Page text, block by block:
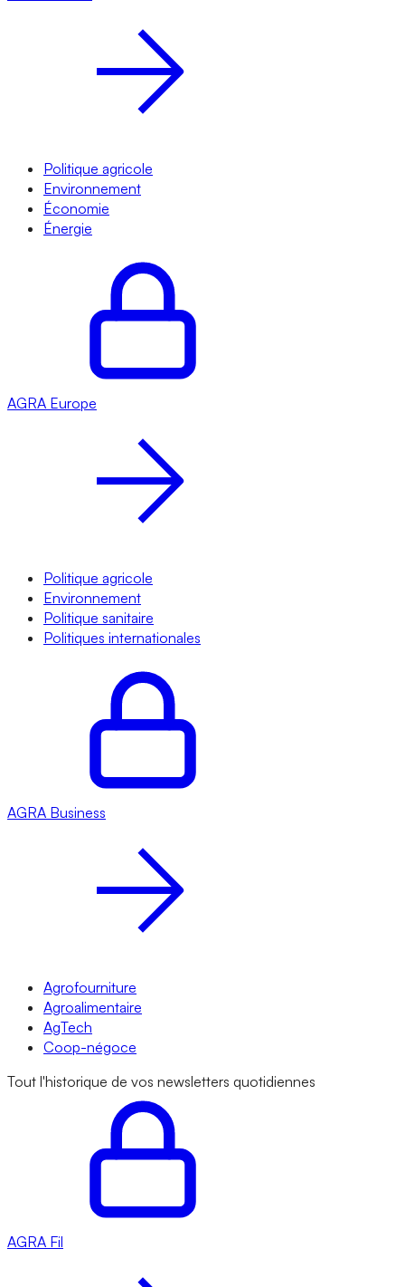
Politique agricole
Environnement
Économie
Énergie
AGRA Europe
Politique agricole
Environnement
Politique sanitaire
Politiques internationales
AGRA Business
Agrofourniture
Agroalimentaire
AgTech
Coop-négoce
Tout l'historique de vos newsletters quotidiennes
AGRA Fil